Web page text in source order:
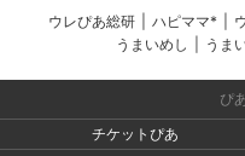
ウレぴあ総研 ハピママ*
うまいめし
うま
ぴ
チケットぴあ